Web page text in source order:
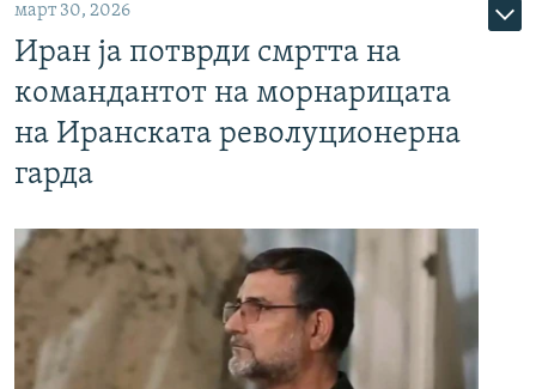
март 30, 2026
Иран ја потврди смртта на
командантот на морнарицата
на Иранската револуционерна
гарда